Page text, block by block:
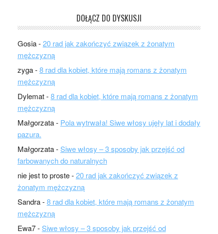
DOŁĄCZ DO DYSKUSJI
Gosia-20 rad jak zakończyć związek z żonatym
mężczyzną
zyga-8 rad dla kobiet, które mają romans z żonatym
mężczyzną
Dylemat-8 rad dla kobiet, które mają romans z żonatym
mężczyzną
Małgorzata- Pola wytrwała! Siwe włosy ujęły lat i dodały
pazura.
Małgorzata-Siwe włosy – 3 sposoby jak przejść od
farbowanych do naturalnych
nie jest to proste-20 rad jak zakończyć związek z
żonatym mężczyzną
Sandra-8 rad dla kobiet, które mają romans z żonatym
mężczyzną
Ewa7-Siwe włosy – 3 sposoby jak przejść od